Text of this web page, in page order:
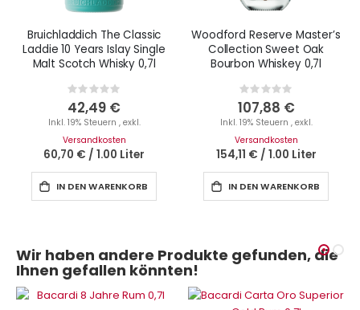
Bruichladdich The Classic
Laddie 10 Years Islay Single
Malt Scotch Whisky 0,7l
Rating:
0%
42,49 €
Inkl. 19% Steuern , exkl.
Versandkosten
60,70 € / 1.00 Liter
IN DEN WARENKORB
Woodford Reserve Master’s
Collection Sweet Oak
Bourbon Whiskey 0,7l
Rating:
0%
107,88 €
Inkl. 19% Steuern , exkl.
Versandkosten
154,11 € / 1.00 Liter
IN DEN WARENKORB
Wir haben andere Produkte gefunden, die
Ihnen gefallen könnten!